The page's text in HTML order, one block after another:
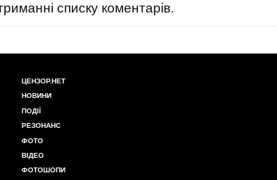
списку коментарів.
ЦЕНЗОР.НЕТ
НОВИНИ
ПОДІЇ
РЕЗОНАНС
ФОТО
ВІДЕО
ФОТОШОПИ